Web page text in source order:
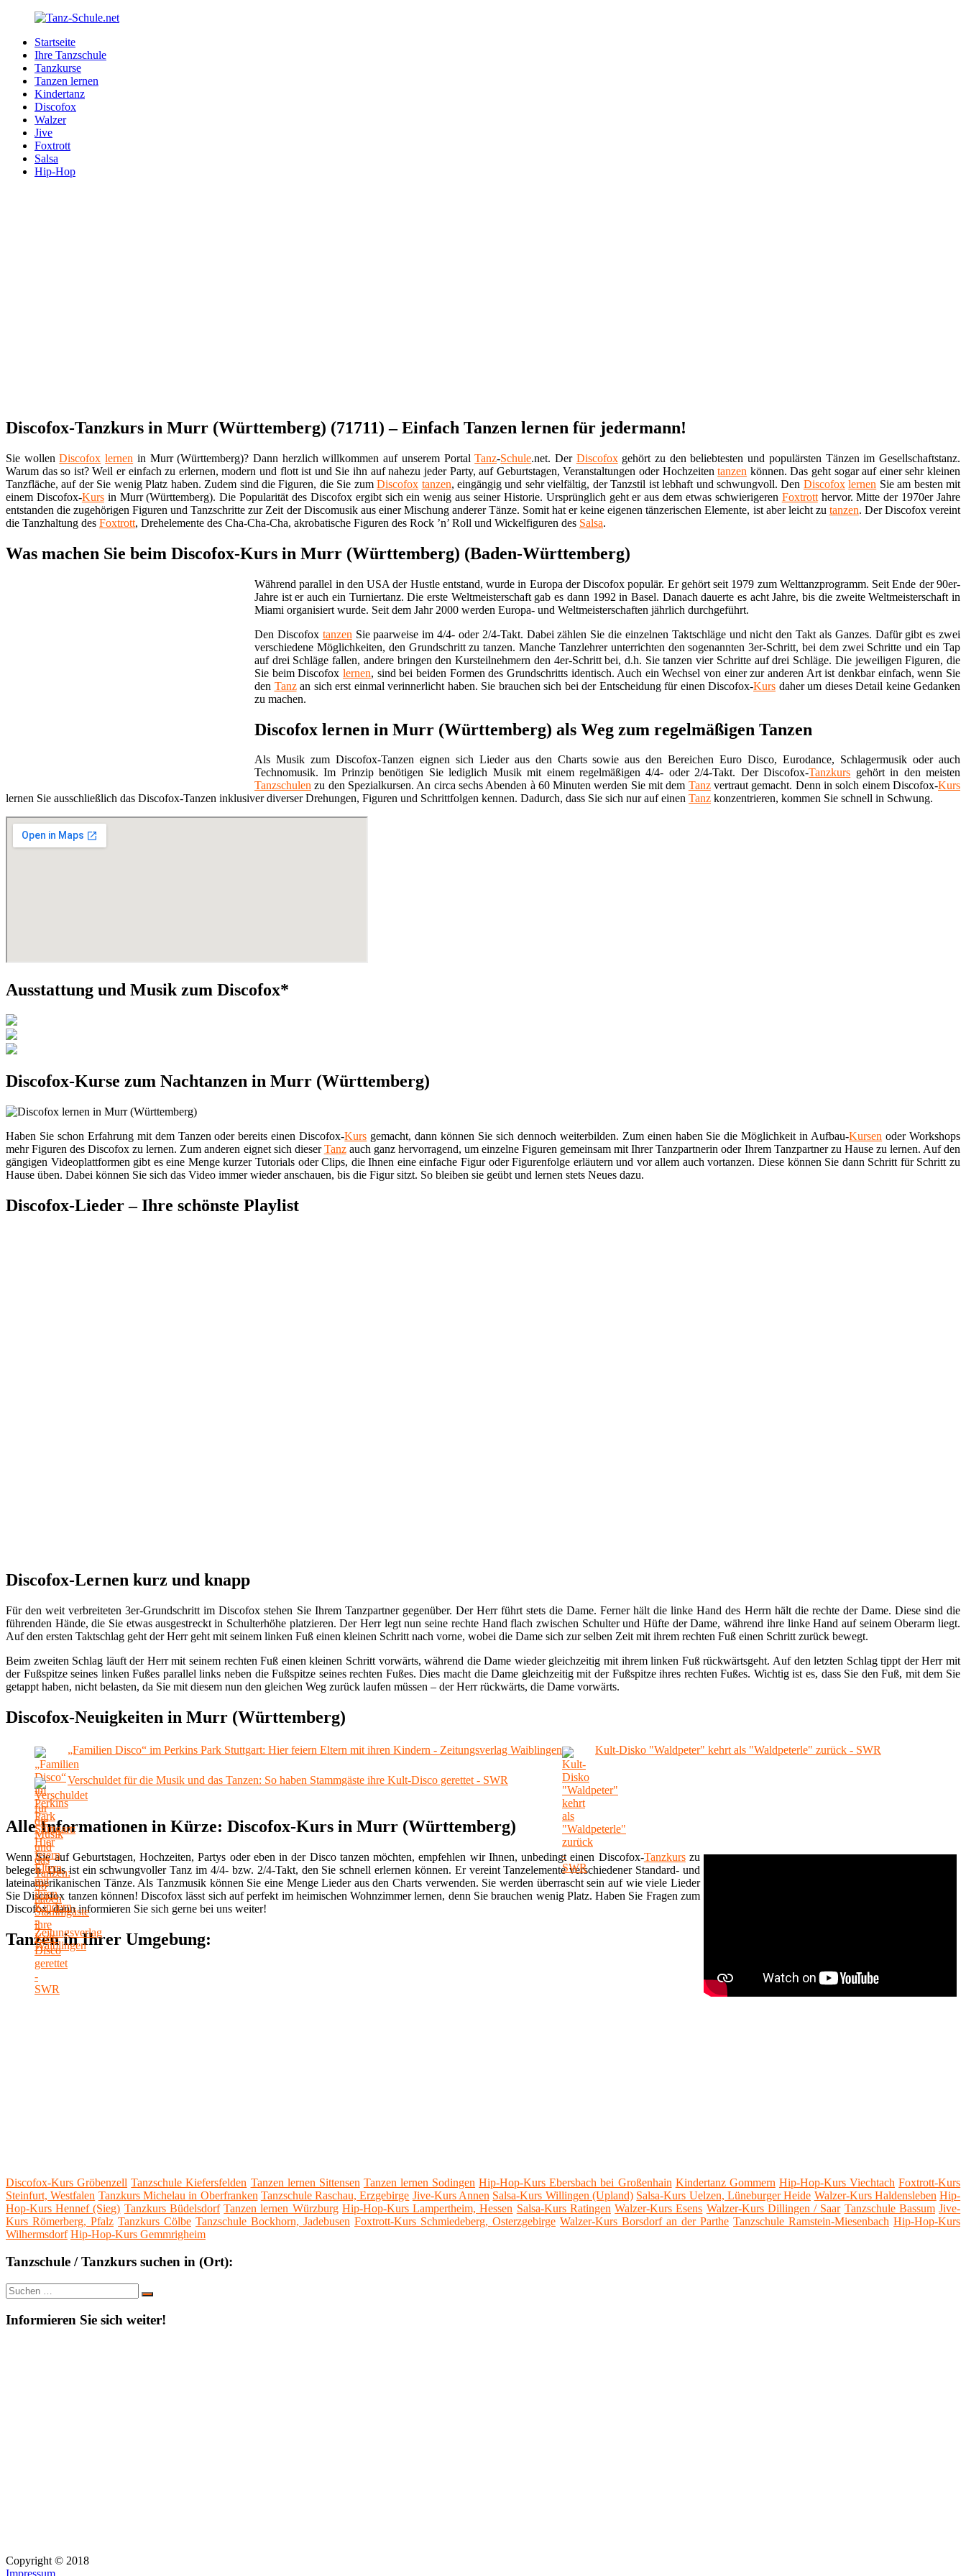
Zurück
Inhalt
Tanz-
Schule.net
Ihre
Tanzschule
Internet
Startseite
Ihre Tanzschule
Tanzkurse
Tanzen lernen
Kindertanz
Discofox
Walzer
Jive
Foxtrott
Salsa
Hip-Hop
Discofox-Tanzkurs in Murr (Württemberg) (71711) – Einfach Tanzen lernen für jedermann!
Sie wollenDiscofox lernen in Murr (Württemberg)? Dann herzlich willkommen auf unserem PortalTanz-Schule.net. Der Discofoxgehört zu den beliebtesten und populärsten Tänzen im Gesellschaftstanz.
Warum das so ist? Weil er einfach zu erlernen, modern und flott ist und Sie ihn auf nahezu jeder Party, auf Geburtstagen, Veranstaltungen oder Hochzeitentanzen können. Das geht sogar auf einer sehr kleinen
Tanzfläche, auf der Sie wenig Platz haben. Zudem sind die Figuren, die Sie zumDiscofox tanzen, eingängig und sehr vielfältig, der Tanzstil ist lebhaft und schwungvoll. Den Discofox lernen Sie am besten mit
einem Discofox-Kursin Murr (Württemberg). Die Popularität des Discofox ergibt sich ein wenig aus seiner Historie. Ursprünglich geht er aus dem etwas schwierigeren Foxtrotthervor. Mitte der 1970er Jahre
entstanden die zugehörigen Figuren und Tanzschritte zur Zeit der Discomusik aus einer Mischung anderer Tänze. Somit hat er keine eigenen tänzerischen Elemente, ist aber leicht zu tanzen. Der Discofox vereint
die Tanzhaltung des Foxtrott, Drehelemente des Cha-Cha-Cha, akrobatische Figuren des Rock ’n’ Roll und Wickelfiguren des Salsa.
Was machen Sie beim Discofox-Kurs in Murr (Württemberg) (Baden-Württemberg)
Während parallel in den USA der Hustle entstand, wurde in Europa der Discofox populär. Er gehört seit 1979 zum Welttanzprogramm. Seit Ende der 90er-
Jahre ist er auch ein Turniertanz. Die erste Weltmeisterschaft gab es dann 1992 in Basel. Danach dauerte es acht Jahre, bis die zweite Weltmeisterschaft in
Miami organisiert wurde. Seit dem Jahr 2000 werden Europa- und Weltmeisterschaften jährlich durchgeführt.
Den Discofox tanzen Sie paarweise im 4/4- oder 2/4-Takt. Dabei zählen Sie die einzelnen Taktschläge und nicht den Takt als Ganzes. Dafür gibt es zwei
verschiedene Möglichkeiten, den Grundschritt zu tanzen. Manche Tanzlehrer unterrichten den sogenannten 3er-Schritt, bei dem zwei Schritte und ein Tap
auf drei Schläge fallen, andere bringen den Kursteilnehmern den 4er-Schritt bei, d.h. Sie tanzen vier Schritte auf drei Schläge. Die jeweiligen Figuren, die
Sie beim Discofox lernen, sind bei beiden Formen des Grundschritts identisch. Auch ein Wechsel von einer zur anderen Art ist denkbar einfach, wenn Sie
den Tanzan sich erst einmal verinnerlicht haben. Sie brauchen sich bei der Entscheidung für einen Discofox-Kurs daher um dieses Detail keine Gedanken
zu machen.
Discofox lernen in Murr (Württemberg) als Weg zum regelmäßigen Tanzen
Als Musik zum Discofox-Tanzen eignen sich Lieder aus den Charts sowie aus den Bereichen Euro Disco, Eurodance, Schlagermusik oder auch
Technomusik. Im Prinzip benötigen Sie lediglich Musik mit einem regelmäßigen 4/4- oder 2/4-Takt. Der Discofox-Tanzkurs gehört in den meisten
Tanzschulen zu den Spezialkursen. An circa sechs Abenden à 60 Minuten werden Sie mit dem Tanzvertraut gemacht. Denn in solch einem Discofox-Kurs
lernen Sie ausschließlich das Discofox-Tanzen inklusiver diverser Drehungen, Figuren und Schrittfolgen kennen. Dadurch, dass Sie sich nur auf einen Tanz konzentrieren, kommen Sie schnell in Schwung.
Ausstattung und Musik zum Discofox*
Discofox-Kurse zum Nachtanzen in Murr (Württemberg)
Haben Sie schon Erfahrung mit dem Tanzen oder bereits einen Discofox-Kurs gemacht, dann können Sie sich dennoch weiterbilden. Zum einen haben Sie die Möglichkeit in Aufbau-Kursen oder Workshops
mehr Figuren des Discofox zu lernen. Zum anderen eignet sich dieserTanzauch ganz hervorragend, um einzelne Figuren gemeinsam mit Ihrer Tanzpartnerin oder Ihrem Tanzpartner zu Hause zu lernen. Auf den
gängigen Videoplattformen gibt es eine Menge kurzer Tutorials oder Clips, die Ihnen eine einfache Figur oder Figurenfolge erläutern und vor allem auch vortanzen. Diese können Sie dann Schritt für Schritt zu
Hause üben. Dabei können Sie sich das Video immer wieder anschauen, bis die Figur sitzt. So bleiben sie geübt und lernen stets Neues dazu.
Discofox-Lieder – Ihre schönste Playlist
Discofox-Lernen kurz und knapp
Für den weit verbreiteten 3er-Grundschritt im Discofox stehen Sie Ihrem Tanzpartner gegenüber. Der Herr führt stets die Dame. Ferner hält die linke Hand des Herrn hält die rechte der Dame. Diese sind die
führenden Hände, die Sie etwas ausgestreckt in Schulterhöhe platzieren. Der Herr legt nun seine rechte Hand flach zwischen Schulter und Hüfte der Dame, während ihre linke Hand auf seinem Oberarm liegt.
Auf den ersten Taktschlag geht der Herr geht mit seinem linken Fuß einen kleinen Schritt nach vorne, wobei die Dame sich zur selben Zeit mit ihrem rechten Fuß einen Schritt zurück bewegt.
Beim zweiten Schlag läuft der Herr mit seinem rechten Fuß einen kleinen Schritt vorwärts, während die Dame wieder gleichzeitig mit ihrem linken Fuß rückwärtsgeht. Auf den letzten Schlag tippt der Herr mit
der Fußspitze seines linken Fußes parallel links neben die Fußspitze seines rechten Fußes. Dies macht die Dame gleichzeitig mit der Fußspitze ihres rechten Fußes. Wichtig ist es, dass Sie den Fuß, mit dem Sie
getappt haben, nicht belasten, da Sie mit diesem nun den gleichen Weg zurück laufen müssen – der Herr rückwärts, die Dame vorwärts.
Discofox-Neuigkeiten in Murr (Württemberg)
„Familien Disco“ im Perkins Park Stuttgart: Hier feiern Eltern mit ihren Kindern - Zeitungsverlag Waiblingen Kult-Disko "Waldpeter" kehrt als "Waldpeterle" zurück - SWR
Verschuldet für die Musik und das Tanzen: So haben Stammgäste ihre Kult-Disco gerettet - SWR
Alle Informationen in Kürze: Discofox-Kurs in Murr (Württemberg)
Wenn Sie auf Geburtstagen, Hochzeiten, Partys oder eben in der Disco tanzen möchten, empfehlen wir Ihnen, unbedingt einen Discofox-Tanzkurszu
belegen. Das ist ein schwungvoller Tanz im 4/4- bzw. 2/4-Takt, den Sie schnell erlernen können. Er vereint Tanzelemente verschiedener Standard- und
lateinamerikanischen Tänze. Als Tanzmusik können Sie eine Menge Lieder aus den Charts verwenden. Sie werden überrascht sein auf wie viele Lieder
Sie Discofox tanzen können! Discofox lässt sich auf perfekt im heimischen Wohnzimmer lernen, denn Sie brauchen wenig Platz. Haben Sie Fragen zum
Discofox, dann informieren Sie sich gerne bei uns weiter!
Tanzen in Ihrer Umgebung:
Discofox-Kurs Gröbenzell Tanzschule Kiefersfelden Tanzen lernen Sittensen Tanzen lernen Sodingen Hip-Hop-Kurs Ebersbach bei Großenhain Kindertanz Gommern Hip-Hop-Kurs Viechtach Foxtrott-Kurs
Steinfurt, Westfalen Tanzkurs Michelau in Oberfranken Tanzschule Raschau, Erzgebirge Jive-Kurs Annen Salsa-Kurs Willingen (Upland) Salsa-Kurs Uelzen, Lüneburger Heide Walzer-Kurs Haldensleben Hip-
Hop-Kurs Hennef (Sieg) Tanzkurs Büdelsdorf Tanzen lernen Würzburg Hip-Hop-Kurs Lampertheim, Hessen Salsa-Kurs Ratingen Walzer-Kurs Esens Walzer-Kurs Dillingen / Saar Tanzschule Bassum Jive-
Kurs Römerberg, Pfalz Tanzkurs Cölbe Tanzschule Bockhorn, Jadebusen Foxtrott-Kurs Schmiedeberg, Osterzgebirge Walzer-Kurs Borsdorf an der Parthe Tanzschule Ramstein-Miesenbach Hip-Hop-Kurs
Wilhermsdorf Hip-Hop-Kurs Gemmrigheim
Tanzschule / Tanzkurs suchen in (Ort):
Suche
nach:
Suchen
Informieren Sie sich weiter!
Copyright © 2018
Impressum